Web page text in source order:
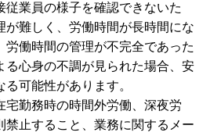
従業員の様子を確認できないた
が難しく、労働時間が長時間にな
労働時間の管理が不完全であった
る心身の不調が見られた場合、安
可能性があります。
勤務時の時間外労働、深夜労
禁止すること、業務に関するメー